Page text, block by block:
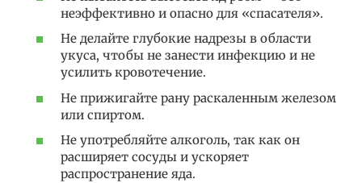
неэффективно и опасно для «спасателя».
Не делайте глубокие надрезы в области
укуса, чтобы не занести инфекцию и не
усилить кровотечение.
Не прижигайте рану раскаленным железом
или спиртом.
Не употребляйте алкоголь, так как он
расширяет сосуды и ускоряет
распространение яда.